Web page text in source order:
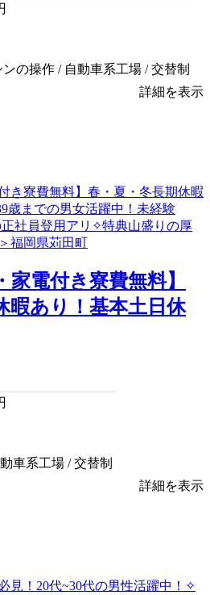
の操作 / 自動車系工場 / 交替制
詳細を表示
家電付き寮費無料】
暇あり！基本土日休
車系工場 / 交替制
詳細を表示